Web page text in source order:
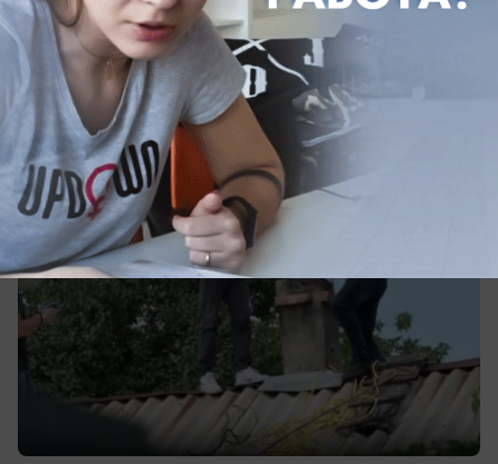
автомат
Гранаты, патроны и «муха» — что нашли у
стрелка в Донецке